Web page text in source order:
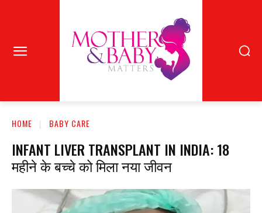
HOME BABY CARE
INFANT LIVER TRANSPLANT IN INDIA: 18
महीने के बच्चे को मिला नया जीवन